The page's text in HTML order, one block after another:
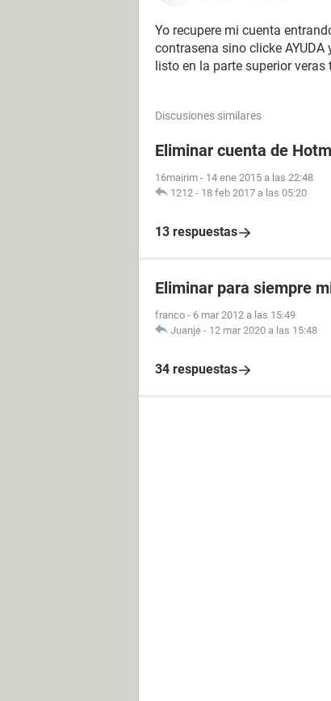
Yo recupere mi cuenta
contrasena sino clicke
listo en la parte superior
Discusiones similares
Eliminar cuenta de
16mairim - 14 ene 2015 a las 22:48
1212 - 18 feb 2017 a las 05:20
13 respuestas
Eliminar para siempre
franco - 6 mar 2012 a las 15:49
Juanje - 12 mar 2020 a las 15:48
34 respuestas